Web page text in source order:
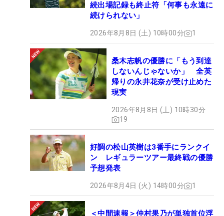
続出場記録も終止符「何事も永遠に
続けられない」
2026年8月8日 (土) 10時00分 1
桑木志帆の優勝に「もう到達
しないんじゃないか」 全英
帰りの永井花奈が受け止めた
現実
2026年8月8日 (土) 10時30分
19
好調の松山英樹は3番手にランクイ
ン レギュラーツアー最終戦の優勝
予想発表
2026年8月4日 (火) 14時00分 1
＜中間速報＞仲村果乃が単独首位浮